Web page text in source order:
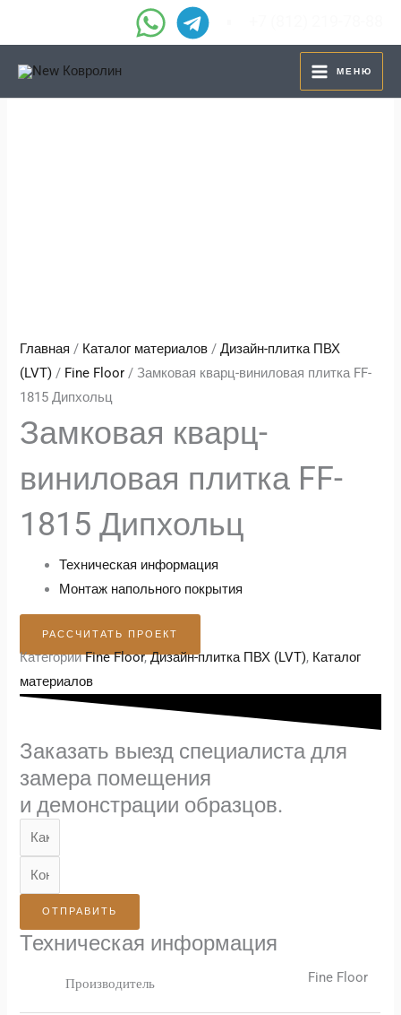
МЕНЮ
Главная / Каталог материалов /Дизайн-плитка ПВХ
(LVT) / Fine Floor / Замковая кварц-виниловая плитка FF-
1815 Дипхольц
Замковая кварц-
виниловая плитка FF-
1815 Дипхольц
Техническая информация
Монтаж напольного покрытия
РАССЧИТАТЬ ПРОЕКТ
Категории Fine Floor,Дизайн-плитка ПВХ (LVT), Каталог
материалов
Заказать выезд специалиста для
замера помещения
и демонстрации образцов.
ОТПРАВИТЬ
Техническая информация
Производитель Fine Floor